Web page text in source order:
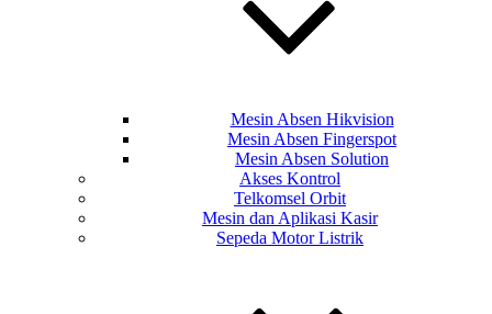
Mesin Absen Hikvision
Mesin Absen Fingerspot
Mesin Absen Solution
Akses Kontrol
Telkomsel Orbit
Mesin dan Aplikasi Kasir
Sepeda Motor Listrik